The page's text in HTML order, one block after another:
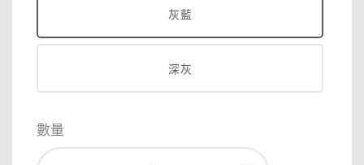
灰藍
深灰
數量